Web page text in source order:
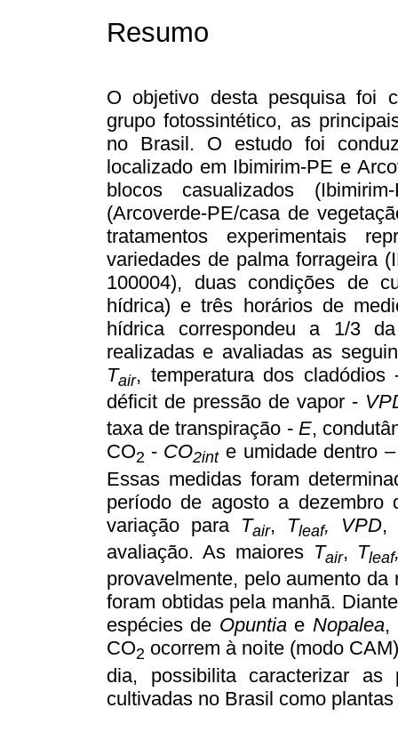
Resumo
O objetivo desta pesquisa foi
grupo fotossintético, as
no Brasil. O estudo foi
localizado em Ibimirim-PE e
blocos casualizados
(Arcoverde-PE/casa de
tratamentos experimentais
variedades de palma forrageira
100004), duas condições de
hídrica) e três horários de
hídrica correspondeu a 1/3
realizadas e avaliadas as
Tair, temperatura dos
déficit de pressão de vapor -
taxa de transpiração - E,
CO2 - CO2inte umidade dentro
Essas medidas foram
período de agosto a
variação para Tair, Tleaf, VPD,
avaliação. As maiores Tair, Tleaf
provavelmente, pelo aumento
foram obtidas pela manhã.
espécies de Opuntiae Nopalea,
CO2 ocorrem à noite (modo
dia, possibilita caracterizar as
cultivadas no Brasil como